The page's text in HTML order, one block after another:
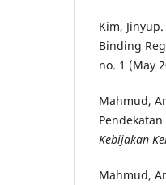
Kim,
Binding
no. 1 (May
Mahmud,
Kebijakan
Mahmud,